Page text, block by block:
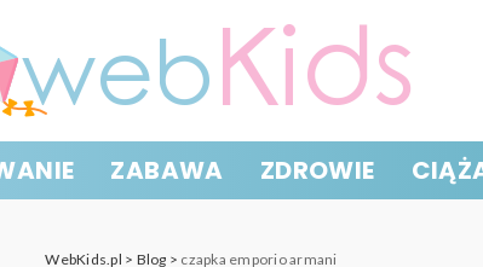
ZABAWA ZDROWIE
WebKids.pl > Blog > czapka emporio armani